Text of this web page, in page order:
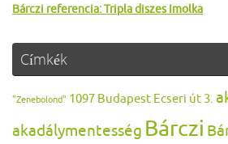
Bárczi referencia: Tripla diszes Imolka
Címkék
"Zenebolond" 1097 Budapest Ecseri út 3.
akadálymentesség Bárczi